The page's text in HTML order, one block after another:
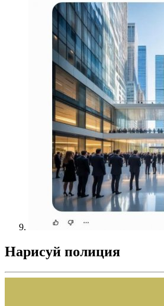
Нарисуй полиция